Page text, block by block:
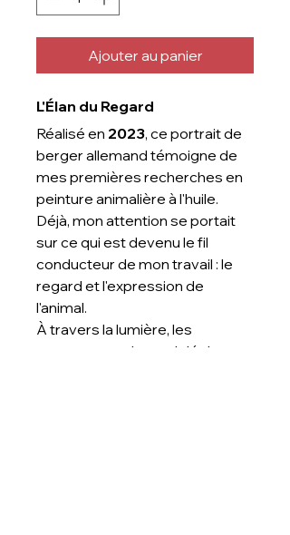
Ajouter au panier
L'Élan du Regard
Réalisé en 2023, ce portrait de
berger allemand témoigne de
mes premières recherches en
peinture animalière à l'huile.
Déjà, mon attention se portait
sur ce qui est devenu le fil
conducteur de mon travail : le
regard et l'expression de
l'animal.
À travers la lumière, les
contrastes et le modelé du